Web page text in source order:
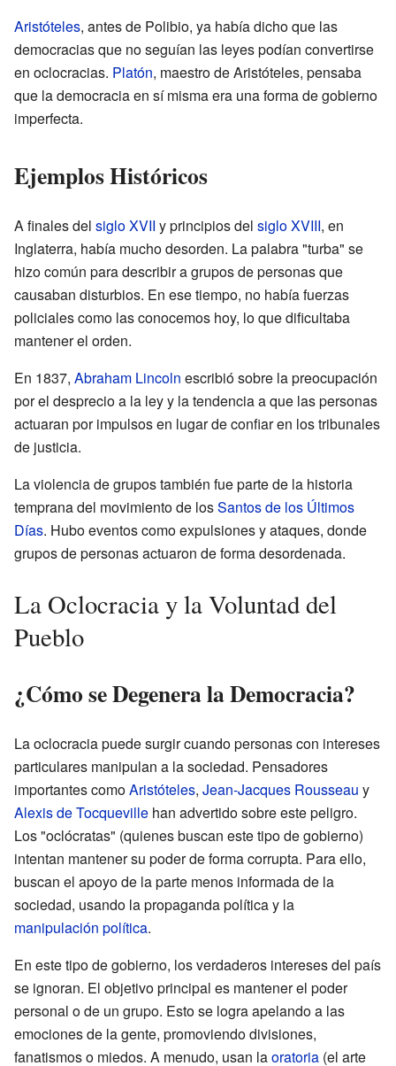
Aristóteles, antes de Polibio, ya había dicho que las
democracias que no seguían las leyes podían convertirse
en oclocracias. Platón, maestro de Aristóteles, pensaba
que la democracia en sí misma era una forma de gobierno
imperfecta.
Ejemplos Históricos
A finales del siglo XVII y principios del siglo XVIII, en
Inglaterra, había mucho desorden. La palabra "turba" se
hizo común para describir a grupos de personas que
causaban disturbios. En ese tiempo, no había fuerzas
policiales como las conocemos hoy, lo que dificultaba
mantener el orden.
En 1837, Abraham Lincoln escribió sobre la preocupación
por el desprecio a la ley y la tendencia a que las personas
actuaran por impulsos en lugar de confiar en los tribunales
de justicia.
La violencia de grupos también fue parte de la historia
temprana del movimiento de losSantos de los Últimos
Días. Hubo eventos como expulsiones y ataques, donde
grupos de personas actuaron de forma desordenada.
La Oclocracia y la Voluntad del
Pueblo
¿Cómo se Degenera la Democracia?
La oclocracia puede surgir cuando personas con intereses
particulares manipulan a la sociedad. Pensadores
importantes comoAristóteles, Jean-Jacques Rousseau y
Alexis de Tocqueville han advertido sobre este peligro.
Los "oclócratas" (quienes buscan este tipo de gobierno)
intentan mantener su poder de forma corrupta. Para ello,
buscan el apoyo de la parte menos informada de la
sociedad, usando la propaganda política y la
manipulación política.
En este tipo de gobierno, los verdaderos intereses del país
se ignoran. El objetivo principal es mantener el poder
personal o de un grupo. Esto se logra apelando a las
emociones de la gente, promoviendo divisiones,
fanatismos o miedos. A menudo, usan laoratoria (el arte